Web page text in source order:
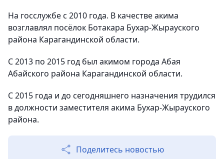
На госслужбе с 2010 года. В качестве акима
возглавлял посёлок Ботакара Бухар-Жырауского
района Карагандинской области.
С 2013 по 2015 год был акимом города Абая
Абайского района Карагандинской области.
С 2015 года и до сегодняшнего назначения трудился
в должности заместителя акима Бухар-Жырауского
района.
Поделитесь новостью